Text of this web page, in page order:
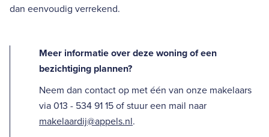
dan eenvoudig verrekend.
Meer informatie over deze woning of een
bezichtiging plannen?
Neem dan contact op met één van onze makelaars
via 013 - 534 91 15 of stuur een mail naar
makelaardij@appels.nl.